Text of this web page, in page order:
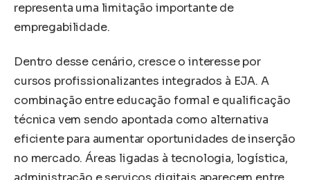
representa uma limitação importante de
empregabilidade.
Dentro desse cenário, cresce o interesse por
cursos profissionalizantes integrados à EJA. A
combinação entre educação formal e qualificação
técnica vem sendo apontada como alternativa
eficiente para aumentar oportunidades de inserção
no mercado. Áreas ligadas à tecnologia, logística,